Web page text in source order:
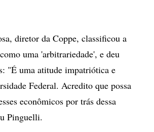
diretor da Coppe, classificou a
uma 'arbitrariedade', e deu
"É uma atitude impatriótica e
Federal. Acredito que possa
econômicos por trás dessa
Pinguelli.